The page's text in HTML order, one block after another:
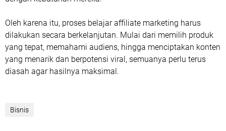
Oleh karena itu, proses belajar affiliate marketing harus
dilakukan secara berkelanjutan. Mulai dari memilih produk
yang tepat, memahami audiens, hingga menciptakan konten
yang menarik dan berpotensi viral, semuanya perlu terus
diasah agar hasilnya maksimal.
Bisnis